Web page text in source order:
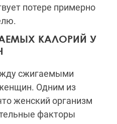
потере примерно
КАЛОРИЙ У
сжигаемыми
Одним из
женский организм
факторы